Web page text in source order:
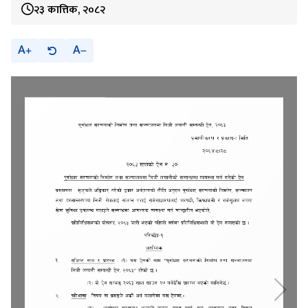
२३ कात्तिक, २०८२
A A